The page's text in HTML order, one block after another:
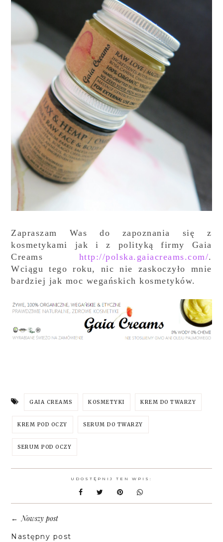
Zapraszam Was do zapoznania się z
kosmetykami jak i z polityką firmy Gaia
Creams http://polska.gaiacreams.com/.
Wciągu tego roku, nic nie zaskoczyło mnie
bardziej jak moc wegańskich kosmetyków.
GAIA CREAMS KOSMETYKI KREM DO TWARZY
KREM POD OCZY SERUM DO TWARZY
SERUM POD OCZY
UDOSTĘPNIJ TEN WPIS:
←Nowszy post
Następny post